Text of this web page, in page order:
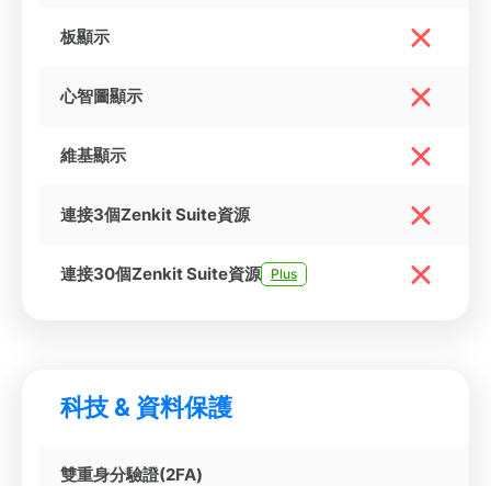
板顯示
心智圖顯示
維基顯示
連接3個Zenkit Suite資源
連接30個Zenkit Suite資源 Plus
科技 & 資料保護
雙重身分驗證(2FA)